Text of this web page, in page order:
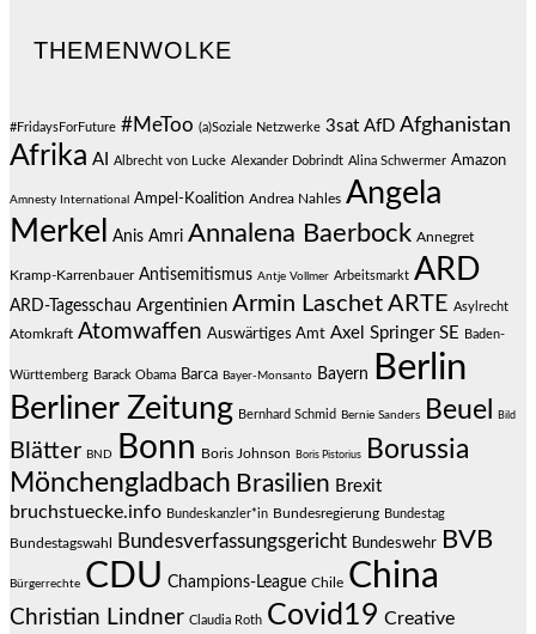
THEMENWOLKE
#FridaysForFuture #MeToo (a)Soziale Netzwerke 3sat AfD Afghanistan
Afrika AI Albrecht von Lucke Alexander Dobrindt Alina Schwermer Amazon
Amnesty International Ampel-Koalition Andrea Nahles Angela
Merkel
Anis Amri Annalena Baerbock Annegret
Kramp-Karrenbauer Antisemitismus Antje Vollmer Arbeitsmarkt ARD
ARD-Tagesschau Argentinien Armin Laschet ARTE Asylrecht
Atomkraft Atomwaffen Auswärtiges Amt Axel Springer SE Baden-
Württemberg Barack Obama Barca Bayer-Monsanto Bayern Berlin
Berliner Zeitung Bernhard Schmid Bernie Sanders Beuel Bild
Blätter BND Bonn Boris Johnson Boris Pistorius
Borussia
Mönchengladbach Brasilien Brexit
bruchstuecke.info Bundeskanzler*in Bundesregierung Bundestag
Bundestagswahl Bundesverfassungsgericht Bundeswehr BVB
Bürgerrechte CDU Champions-League Chile China
Christian Lindner Claudia Roth Covid19 Creative